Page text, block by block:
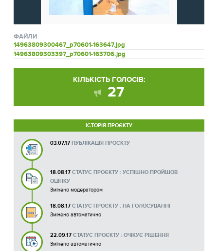
ФАЙЛИ
14963809300467_p70601-163647.jpg
14963809303397_p70601-163706.jpg
КІЛЬКІСТЬ ГОЛОСІВ:
27
ІСТОРІЯ ПРОЄКТУ
03.07.17 ПУБЛІКАЦІЯ ПРОЄКТУ
18.08.17 СТАТУС ПРОЄКТУ : УСПІШНО ПРОЙШОВ
ОЦІНКУ
Змінено модератором
18.08.17 СТАТУС ПРОЄКТУ : НА ГОЛОСУВАННІ
Змінено автоматично
22.09.17 СТАТУС ПРОЄКТУ : ОЧІКУЄ РІШЕННЯ
Змінено автоматично